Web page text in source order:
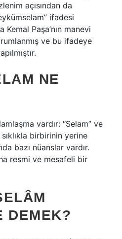
açısından da
ifadesi
Paşa’nın manevi
ve bu ifadeye
NE
vardır: “Selam” ve
birbirinin yerine
bazı nüanslar vardır.
resmi ve mesafeli bir
DEMEK?